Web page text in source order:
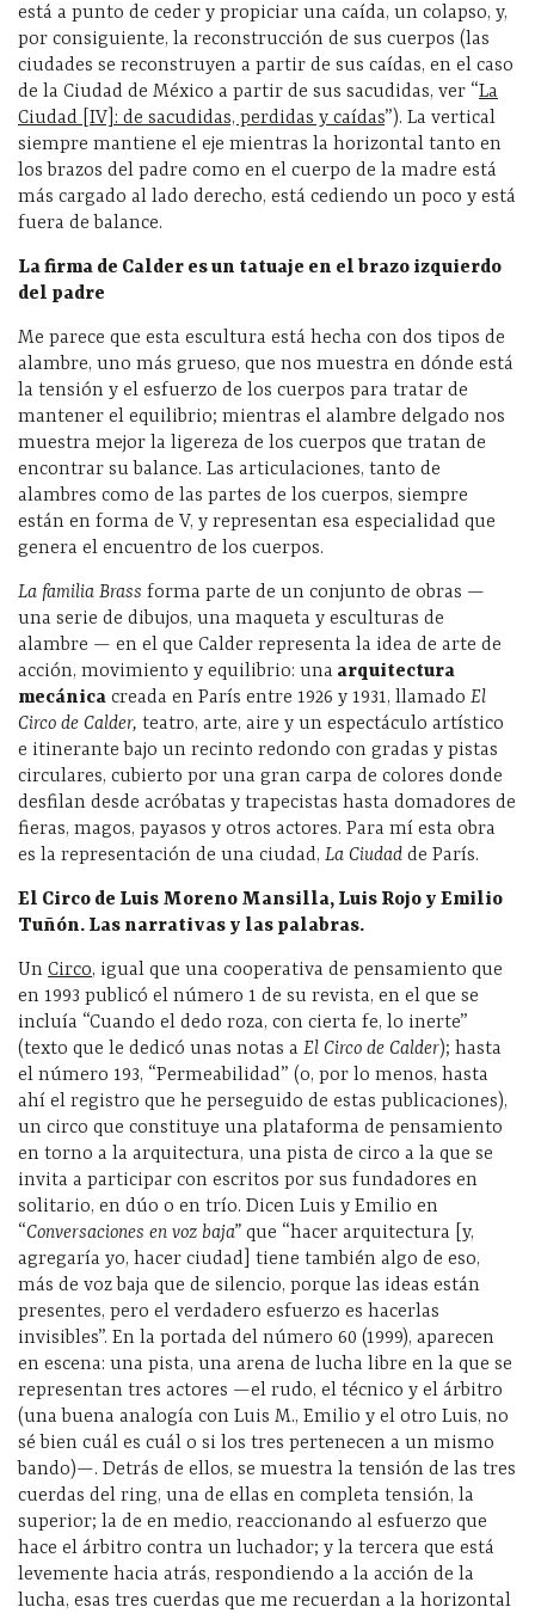
está a punto de ceder y propiciar una caída, un colapso, y,
por consiguiente, la reconstrucción de sus cuerpos (las
ciudades se reconstruyen a partir de sus caídas, en el caso
de la Ciudad de México a partir de sus sacudidas, ver “La
Ciudad [IV]: de sacudidas, perdidas y caídas”). La vertical
siempre mantiene el eje mientras la horizontal tanto en
los brazos del padre como en el cuerpo de la madre está
más cargado al lado derecho, está cediendo un poco y está
fuera de balance.
La firma de Calder es un tatuaje en el brazo izquierdo
del padre
Me parece que esta escultura está hecha con dos tipos de
alambre, uno más grueso, que nos muestra en dónde está
la tensión y el esfuerzo de los cuerpos para tratar de
mantener el equilibrio; mientras el alambre delgado nos
muestra mejor la ligereza de los cuerpos que tratan de
encontrar su balance. Las articulaciones, tanto de
alambres como de las partes de los cuerpos, siempre
están en forma de V, y representan esa especialidad que
genera el encuentro de los cuerpos.
La familia Brass forma parte de un conjunto de obras —
una serie de dibujos, una maqueta y esculturas de
alambre — en el que Calder representa la idea de arte de
acción, movimiento y equilibrio: una arquitectura
mecánica creada en París entre 1926 y 1931, llamado El
Circo de Calder, teatro, arte, aire y un espectáculo artístico
e itinerante bajo un recinto redondo con gradas y pistas
circulares, cubierto por una gran carpa de colores donde
desfilan desde acróbatas y trapecistas hasta domadores de
fieras, magos, payasos y otros actores. Para mí esta obra
es la representación de una ciudad, La Ciudad de París.
El Circo de Luis Moreno Mansilla, Luis Rojo y Emilio
Tuñón. Las narrativas y las palabras.
Un Circo, igual que una cooperativa de pensamiento que
en 1993 publicó el número 1 de su revista, en el que se
incluía “Cuando el dedo roza, con cierta fe, lo inerte”
(texto que le dedicó unas notas a El Circo de Calder); hasta
el número 193, “Permeabilidad” (o, por lo menos, hasta
ahí el registro que he perseguido de estas publicaciones),
un circo que constituye una plataforma de pensamiento
en torno a la arquitectura, una pista de circo a la que se
invita a participar con escritos por sus fundadores en
solitario, en dúo o en trío. Dicen Luis y Emilio en
“Conversaciones en voz baja” que “hacer arquitectura [y,
agregaría yo, hacer ciudad] tiene también algo de eso,
más de voz baja que de silencio, porque las ideas están
presentes, pero el verdadero esfuerzo es hacerlas
invisibles”. En la portada del número 60 (1999), aparecen
en escena: una pista, una arena de lucha libre en la que se
representan tres actores —el rudo, el técnico y el árbitro
(una buena analogía con Luis M., Emilio y el otro Luis, no
sé bien cuál es cuál o si los tres pertenecen a un mismo
bando)—. Detrás de ellos, se muestra la tensión de las tres
cuerdas del ring, una de ellas en completa tensión, la
superior; la de en medio, reaccionando al esfuerzo que
hace el árbitro contra un luchador; y la tercera que está
levemente hacia atrás, respondiendo a la acción de la
lucha, esas tres cuerdas que me recuerdan a la horizontal